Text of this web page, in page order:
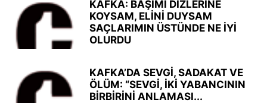
KAFKA: BAŞIMI DİZLERİNE
KOYSAM, ELİNİ DUYSAM
SAÇLARIMIN ÜSTÜNDE NE İYİ
OLURDU
KAFKA’DA SEVGİ, SADAKAT VE
ÖLÜM: “SEVGİ, İKİ YABANCININ
BİRBİRİNİ ANLAMASI...